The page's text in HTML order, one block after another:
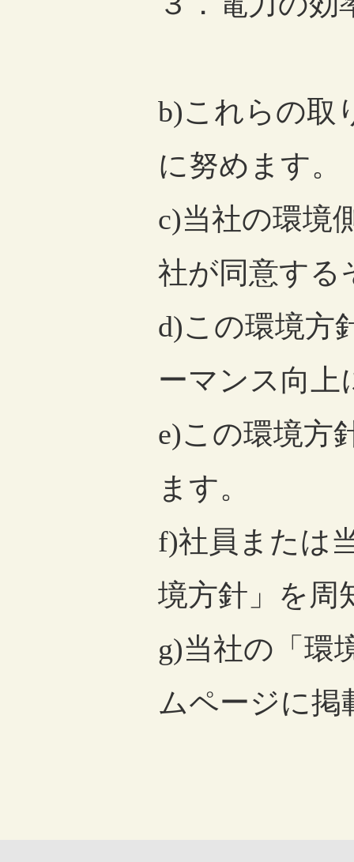
b)これらの取
に努めます。
c)当社の環境
社が同意する
d)この環境方
ーマンス向上
e)この環境方
ます。
f)社員または
境方針」を周
g)当社の「環
ムページに掲